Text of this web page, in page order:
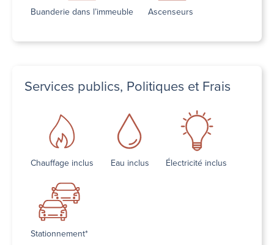
Buanderie dans l’immeuble Ascenseurs
Services publics, Politiques et Frais
Chauffage inclus Eau inclus Électricité inclus
Stationnement*